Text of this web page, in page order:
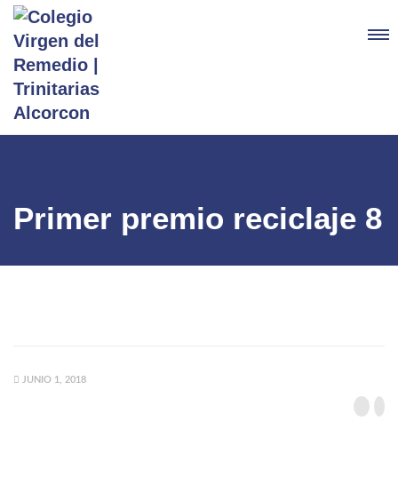
Primer premio reciclaje 8
JUNIO 1, 2018